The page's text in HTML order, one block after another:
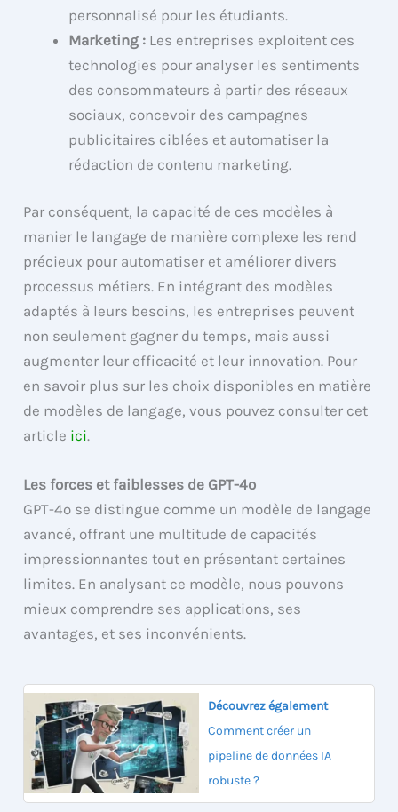
personnalisé pour les étudiants.
Marketing : Les entreprises exploitent ces
technologies pour analyser les sentiments
des consommateurs à partir des réseaux
sociaux, concevoir des campagnes
publicitaires ciblées et automatiser la
rédaction de contenu marketing.
Par conséquent, la capacité de ces modèles à
manier le langage de manière complexe les rend
précieux pour automatiser et améliorer divers
processus métiers. En intégrant des modèles
adaptés à leurs besoins, les entreprises peuvent
non seulement gagner du temps, mais aussi
augmenter leur efficacité et leur innovation. Pour
en savoir plus sur les choix disponibles en matière
de modèles de langage, vous pouvez consulter cet
article ici.
Les forces et faiblesses de GPT-4o
GPT-4o se distingue comme un modèle de langage
avancé, offrant une multitude de capacités
impressionnantes tout en présentant certaines
limites. En analysant ce modèle, nous pouvons
mieux comprendre ses applications, ses
avantages, et ses inconvénients.
Découvrez également
Comment créer un
pipeline de données IA
robuste ?